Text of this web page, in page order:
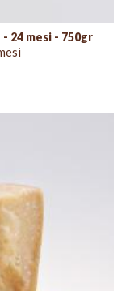
24 mesi - 750gr